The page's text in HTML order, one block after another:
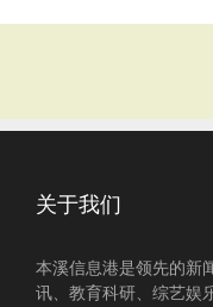
关于我们
本溪信息港是领先的新
讯、教育科研、综艺娱